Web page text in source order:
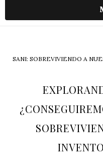
SANI: SOBREVIVIENDO A